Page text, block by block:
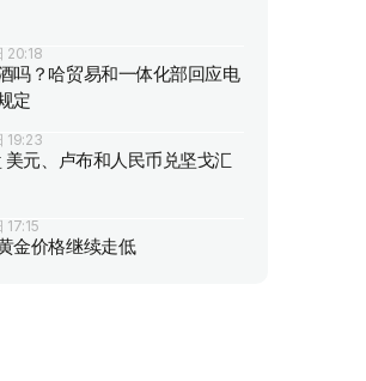
20:18
吗？哈贸易和一体化部回应电
定
19:23
元、卢布和人民币兑坚戈汇
金价格继续走低